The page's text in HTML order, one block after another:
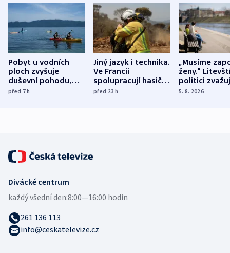
Pobyt u vodních
ploch zvyšuje
duševní pohodu,
ukázala
před 7h
Jiný jazyk i technika.
Ve Francii
spolupracují hasiči z
různých zemí
před 23h
„Musíme
ženy.“
politici
dohodu o
5. 8. 2026
Divácké centrum
každý všední den:8:00—16:00 hodin
261 136 113
info@ceskatelevize.cz